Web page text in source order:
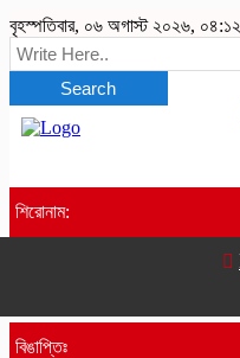
বৃহস্পতিবার, ০৬ অগাস্ট ২০২৬,
Search
শিরোনাম:
বিঙাপ্তিঃ